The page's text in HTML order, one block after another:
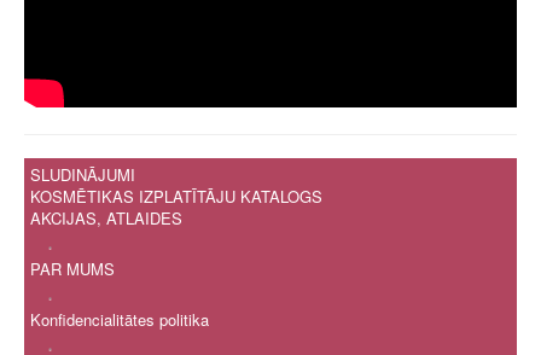
SLUDINĀJUMI
KOSMĒTIKAS IZPLATĪTĀJU KATALOGS
AKCIJAS, ATLAIDES
.
PAR MUMS
.
Konfidencialitātes politika
.